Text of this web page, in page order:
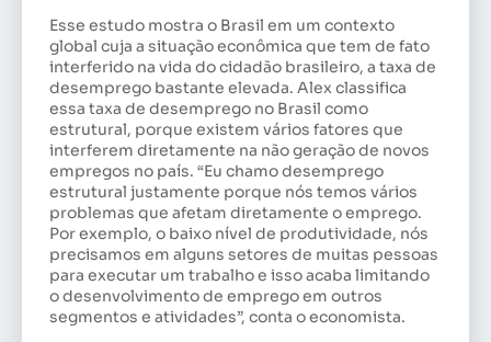
Esse estudo mostra o Brasil em um contexto
global cuja a situação econômica que tem de fato
interferido na vida do cidadão brasileiro, a taxa de
desemprego bastante elevada. Alex classifica
essa taxa de desemprego no Brasil como
estrutural, porque existem vários fatores que
interferem diretamente na não geração de novos
empregos no país. “Eu chamo desemprego
estrutural justamente porque nós temos vários
problemas que afetam diretamente o emprego.
Por exemplo, o baixo nível de produtividade, nós
precisamos em alguns setores de muitas pessoas
para executar um trabalho e isso acaba limitando
o desenvolvimento de emprego em outros
segmentos e atividades”, conta o economista.